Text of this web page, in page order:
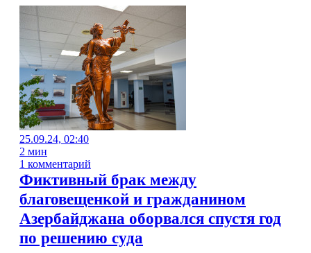
25.09.24, 02:40
2 мин
1 комментарий
Фиктивный брак между
благовещенкой и гражданином
Азербайджана оборвался спустя год
по решению суда